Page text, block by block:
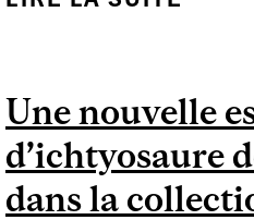
Une nouvelle
d’ichtyosaure
dans la